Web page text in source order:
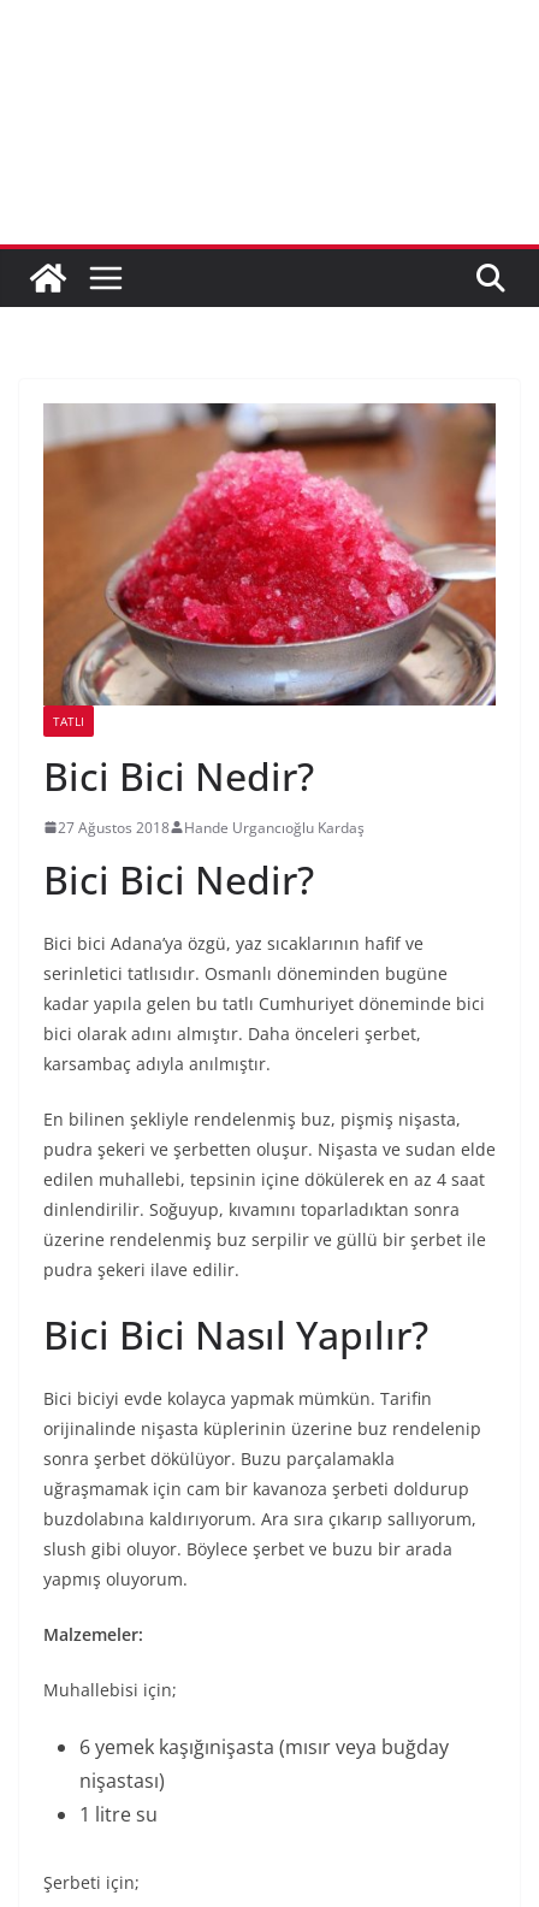
TATLI
Bici Bici Nedir?
27 Ağustos 2018 Hande Urgancıoğlu Kardaş
Bici Bici Nedir?
Bici bici Adana’ya özgü, yaz sıcaklarının hafif ve
serinletici tatlısıdır. Osmanlı döneminden bugüne
kadar yapıla gelen bu tatlı Cumhuriyet döneminde bici
bici olarak adını almıştır. Daha önceleri şerbet,
karsambaç adıyla anılmıştır.
En bilinen şekliyle rendelenmiş buz, pişmiş nişasta,
pudra şekeri ve şerbetten oluşur. Nişasta ve sudan elde
edilen muhallebi, tepsinin içine dökülerek en az 4 saat
dinlendirilir. Soğuyup, kıvamını toparladıktan sonra
üzerine rendelenmiş buz serpilir ve güllü bir şerbet ile
pudra şekeri ilave edilir.
Bici Bici Nasıl Yapılır?
Bici biciyi evde kolayca yapmak mümkün. Tarifin
orijinalinde nişasta küplerinin üzerine buz rendelenip
sonra şerbet dökülüyor. Buzu parçalamakla
uğraşmamak için cam bir kavanoza şerbeti doldurup
buzdolabına kaldırıyorum. Ara sıra çıkarıp sallıyorum,
slush gibi oluyor. Böylece şerbet ve buzu bir arada
yapmış oluyorum.
Malzemeler:
Muhallebisi için;
6 yemek kaşığınişasta (mısır veya buğday
nişastası)
1 litre su
Şerbeti için;